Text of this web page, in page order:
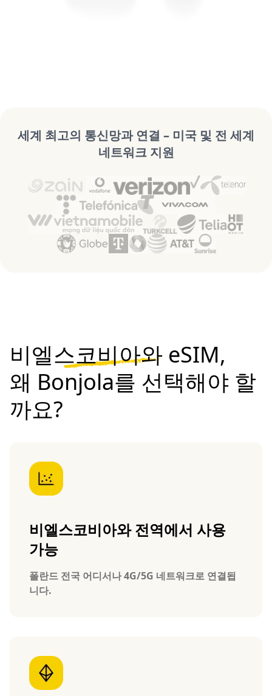
세계 최고의 통신망과 연결 – 미국 및 전 세계
네트워크 지원
비엘스코비아와 eSIM,
왜 Bonjola를 선택해야 할
까요?
비엘스코비아와 전역에서 사용
가능
폴란드 전국 어디서나 4G/5G 네트워크로 연결됩
니다.